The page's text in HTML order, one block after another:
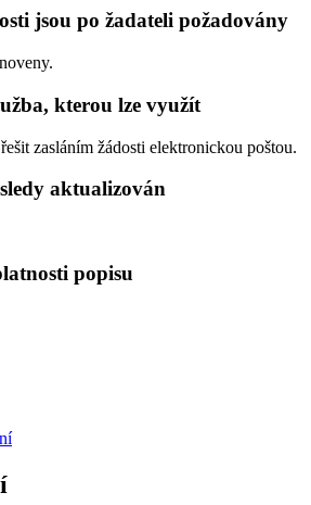
jsou po žadateli požadovány
kterou lze využít
zasláním žádosti elektronickou poštou.
aktualizován
popisu